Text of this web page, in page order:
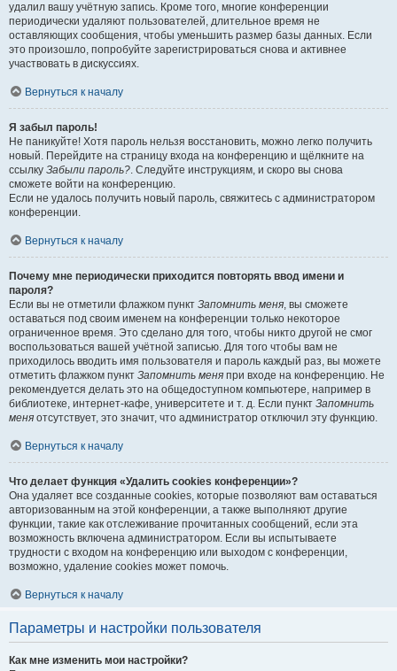
удалил вашу учётную запись. Кроме того, многие конференции
периодически удаляют пользователей, длительное время не
оставляющих сообщения, чтобы уменьшить размер базы данных. Если
это произошло, попробуйте зарегистрироваться снова и активнее
участвовать в дискуссиях.
Вернуться к началу
Я забыл пароль!
Не паникуйте! Хотя пароль нельзя восстановить, можно легко получить
новый. Перейдите на страницу входа на конференцию и щёлкните на
ссылку Забыли пароль?. Следуйте инструкциям, и скоро вы снова
сможете войти на конференцию.
Если не удалось получить новый пароль, свяжитесь с администратором
конференции.
Вернуться к началу
Почему мне периодически приходится повторять ввод имени и
пароля?
Если вы не отметили флажком пункт Запомнить меня, вы сможете
оставаться под своим именем на конференции только некоторое
ограниченное время. Это сделано для того, чтобы никто другой не смог
воспользоваться вашей учётной записью. Для того чтобы вам не
приходилось вводить имя пользователя и пароль каждый раз, вы можете
отметить флажком пункт Запомнить меня при входе на конференцию. Не
рекомендуется делать это на общедоступном компьютере, например в
библиотеке, интернет-кафе, университете и т. д. Если пункт Запомнить
меня отсутствует, это значит, что администратор отключил эту функцию.
Вернуться к началу
Что делает функция «Удалить cookies конференции»?
Она удаляет все созданные cookies, которые позволяют вам оставаться
авторизованным на этой конференции, а также выполняют другие
функции, такие как отслеживание прочитанных сообщений, если эта
возможность включена администратором. Если вы испытываете
трудности с входом на конференцию или выходом с конференции,
возможно, удаление cookies может помочь.
Вернуться к началу
Параметры и настройки пользователя
Как мне изменить мои настройки?